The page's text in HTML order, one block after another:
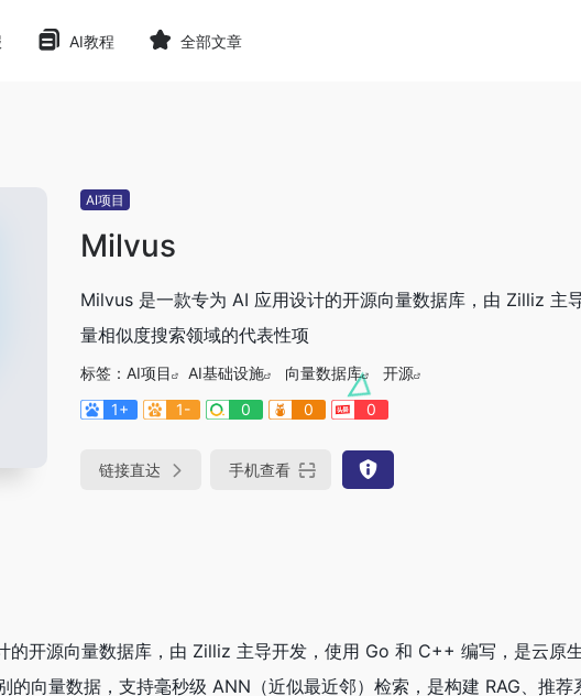
AI教程 全部文章
AI项目
Milvus
Milvus 是一款专为 AI 应用设计的开源向量数据库，由 Zilliz 主
量相似度搜索领域的代表性项
标签： AI项目 AI基础设施 向量数据库
开源
1+
1- 0 0 0
链接直达 手机查看
的开源向量数据库，由 Zilliz 主导开发，使用 Go 和 C++ 编写，是云原
的向量数据，支持毫秒级 ANN（近似最近邻）检索，是构建 RAG、推荐